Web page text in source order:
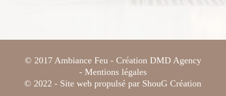
© 2017 Ambiance Feu - Création DMD Agency
- Mentions légales
© 2022 - Site web propulsé par ShouG Création